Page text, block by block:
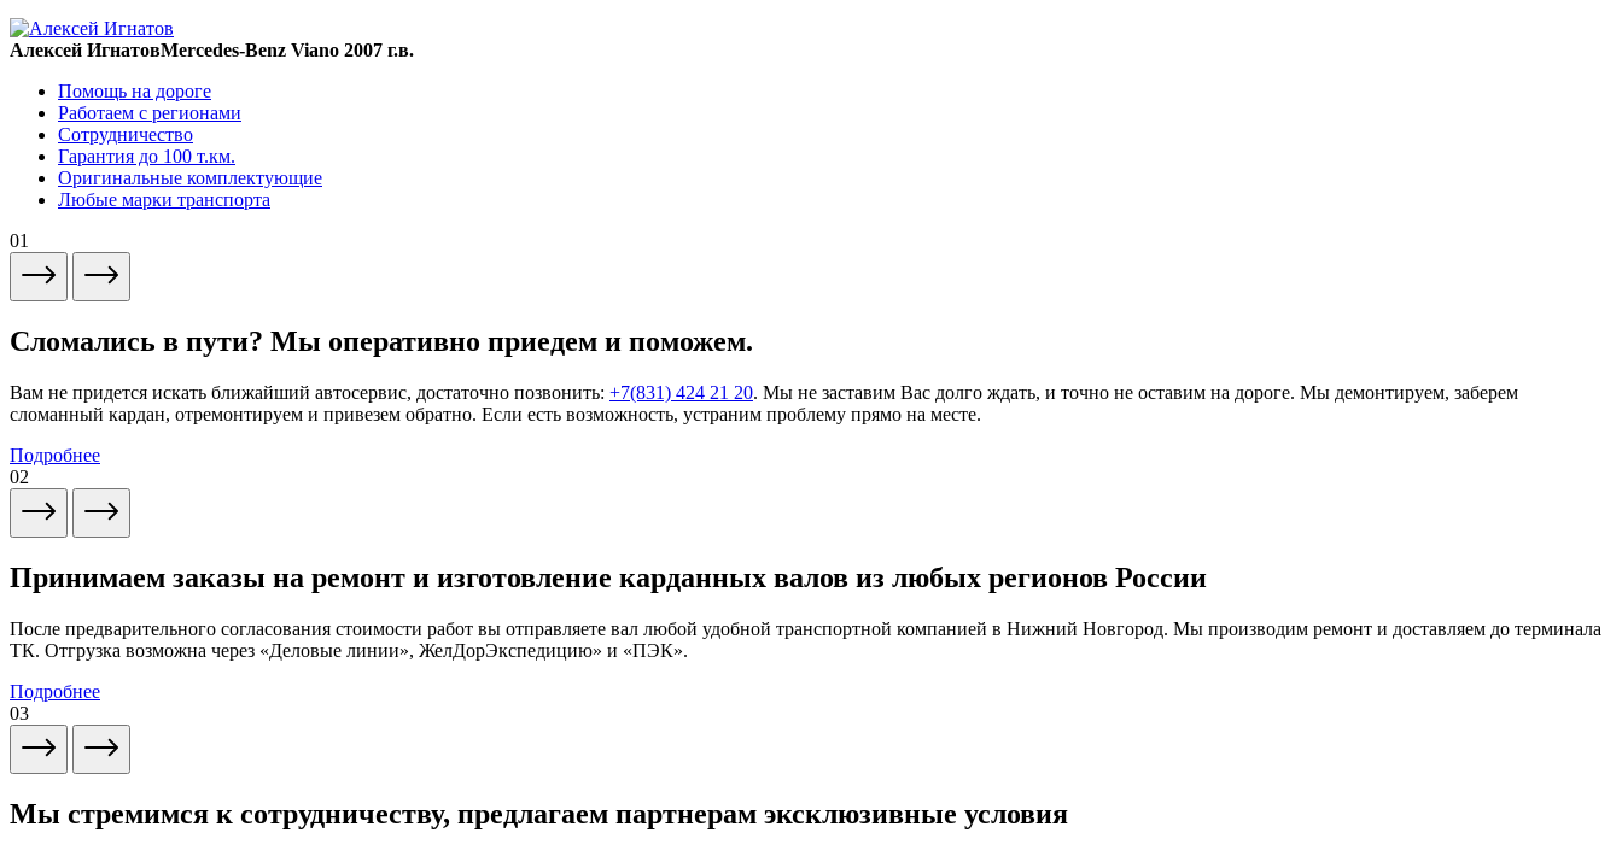
Алексей ИгнатовMercedes-Benz Viano 2007 г.в.
Помощь на дороге
Работаем с регионами
Сотрудничество
Гарантия до 100 т.км.
Оригинальные комплектующие
Любые марки транспорта
01
Сломались в пути? Мы оперативно приедем и поможем.
Вам не придется искать ближайший автосервис, достаточно позвонить: +7(831) 424 21 20. Мы не заставим Вас долго ждать, и точно не оставим на дороге. Мы демонтируем, заберем
сломанный кардан, отремонтируем и привезем обратно. Если есть возможность, устраним проблему прямо на месте.
Подробнее
02
Принимаем заказы на ремонт и изготовление карданных валов из любых регионов России
После предварительного согласования стоимости работ вы отправляете вал любой удобной транспортной компанией в Нижний Новгород. Мы производим ремонт и доставляем до терминала
ТК. Отгрузка возможна через «Деловые линии», ЖелДорЭкспедицию» и «ПЭК».
Подробнее
03
Мы стремимся к сотрудничеству, предлагаем партнерам эксклюзивные условия